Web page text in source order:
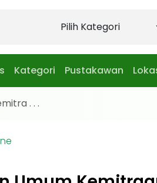
Kategori Pustakawan
. . .